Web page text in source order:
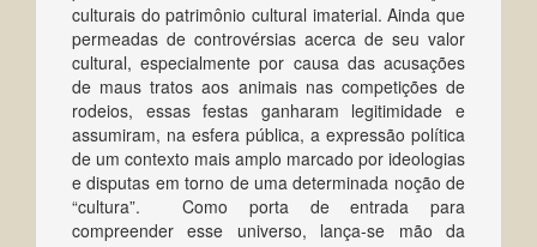
culturais do patrimônio cultural imaterial. Ainda que
permeadas de controvérsias acerca de seu valor
cultural, especialmente por causa das acusações
de maus tratos aos animais nas competições de
rodeios, essas festas ganharam legitimidade e
assumiram, na esfera pública, a expressão política
de um contexto mais amplo marcado por ideologias
e disputas em torno de uma determinada noção de
“cultura”. Como porta de entrada para
compreender esse universo, lança-se mão da